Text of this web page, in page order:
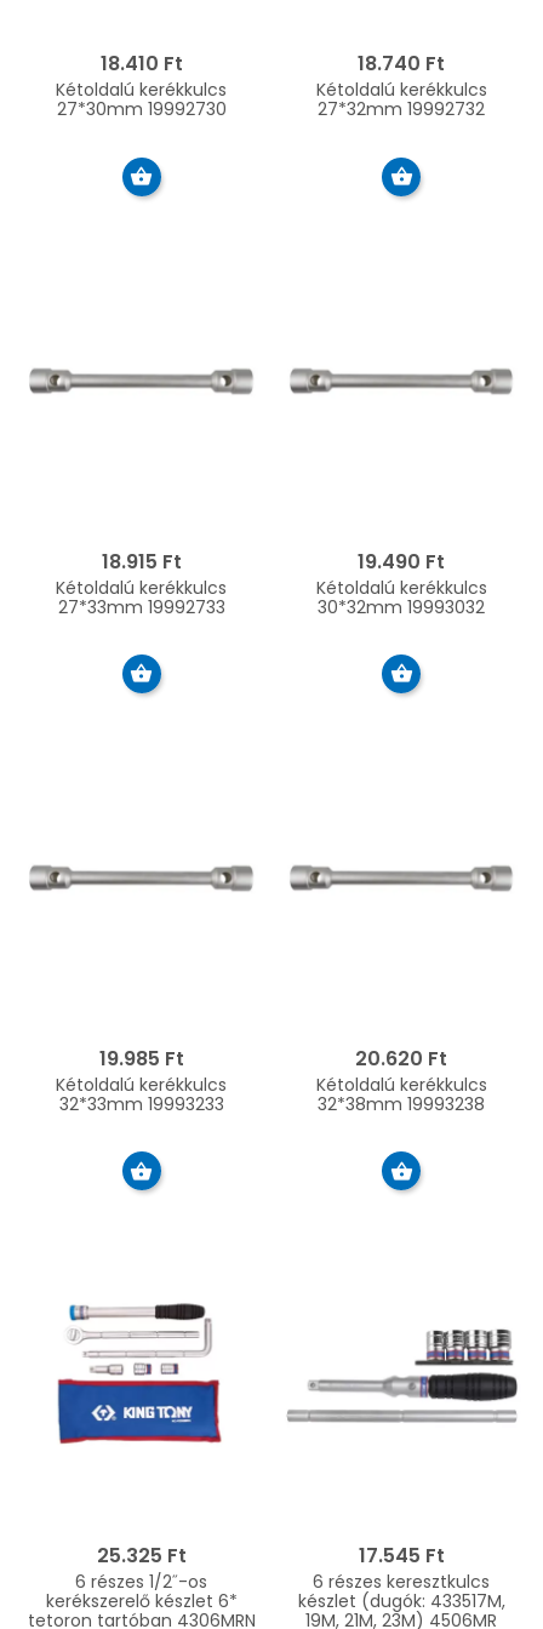
18.410 Ft
Kétoldalú kerékkulcs
27*30mm 19992730
18.740 Ft
Kétoldalú kerékkulcs
27*32mm 19992732
18.915 Ft
Kétoldalú kerékkulcs
27*33mm 19992733
19.490 Ft
Kétoldalú kerékkulcs
30*32mm 19993032
19.985 Ft
Kétoldalú kerékkulcs
32*33mm 19993233
20.620 Ft
Kétoldalú kerékkulcs
32*38mm 19993238
25.325 Ft
6 részes 1/2˝-os
kerékszerelő készlet 6*
tetoron tartóban 4306MRN
17.545 Ft
6 részes keresztkulcs
készlet (dugók: 433517M,
19M, 21M, 23M) 4506MR